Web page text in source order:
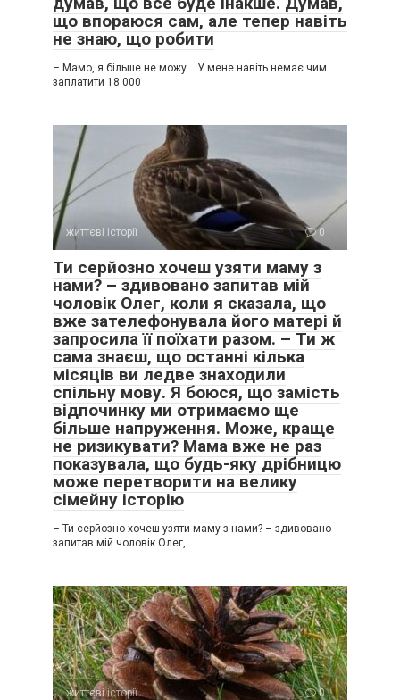
що впораюся сам, але тепер навіть
не знаю, що робити
– Мамо, я більше не можу… У мене навіть немає чим
заплатити 18 000
життєві історії 0
Ти серйозно хочеш узяти маму з
нами? – здивовано запитав мій
чоловік Олег, коли я сказала, що
вже зателефонувала його матері й
запросила її поїхати разом. – Ти ж
сама знаєш, що останні кілька
місяців ви ледве знаходили
спільну мову. Я боюся, що замість
відпочинку ми отримаємо ще
більше напруження. Може, краще
не ризикувати? Мама вже не раз
показувала, що будь-яку дрібницю
може перетворити на велику
сімейну історію
– Ти серйозно хочеш узяти маму з нами? – здивовано
запитав мій чоловік Олег,
життєві історії 0